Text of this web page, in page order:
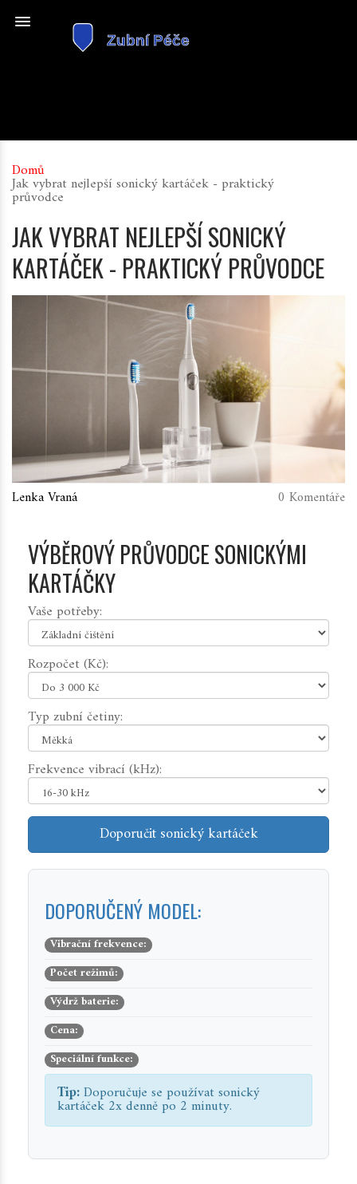
Domů
Jak vybrat nejlepší sonický kartáček - praktický
průvodce
JAK VYBRAT NEJLEPŠÍ SONICKÝ
KARTÁČEK - PRAKTICKÝ PRŮVODCE
Lenka Vraná 0 Komentáře
VÝBĚROVÝ PRŮVODCE SONICKÝMI
KARTÁČKY
Vaše potřeby:
Rozpočet (Kč):
Typ zubní četiny:
Frekvence vibrací (kHz):
Doporučit sonický kartáček
DOPORUČENÝ MODEL:
Vibrační frekvence:
Počet režimů:
Výdrž baterie:
Cena:
Speciální funkce:
Tip:Doporučuje se používat sonický
kartáček 2x denně po 2 minuty.